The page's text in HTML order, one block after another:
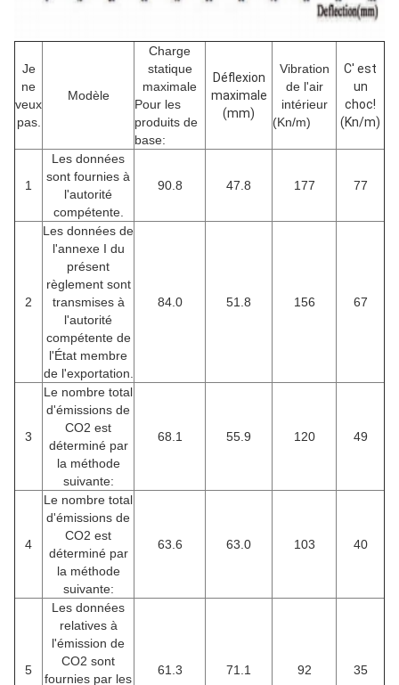
Je
ne
veux
pas.
Modèle
Charge
statique
maximale
Pour les
produits de
base:
Déflexion
maximale
(mm)
Vibration
de l'air
intérieur
(Kn/m)
C' est
un
choc!
(Kn/m)
1
Les données
sont fournies à
l'autorité
compétente.
90.8 47.8 177 77
2
Les données de
l'annexe I du
présent
règlement sont
transmises à
l'autorité
compétente de
l'État membre
de l'exportation.
84.0 51.8 156 67
3
Le nombre total
d'émissions de
CO2 est
déterminé par
la méthode
suivante:
68.1 55.9 120 49
4
Le nombre total
d'émissions de
CO2 est
déterminé par
la méthode
suivante:
63.6 63.0 103 40
5
Les données
relatives à
l'émission de
CO2 sont
fournies par les
61.3 71.1 92 35